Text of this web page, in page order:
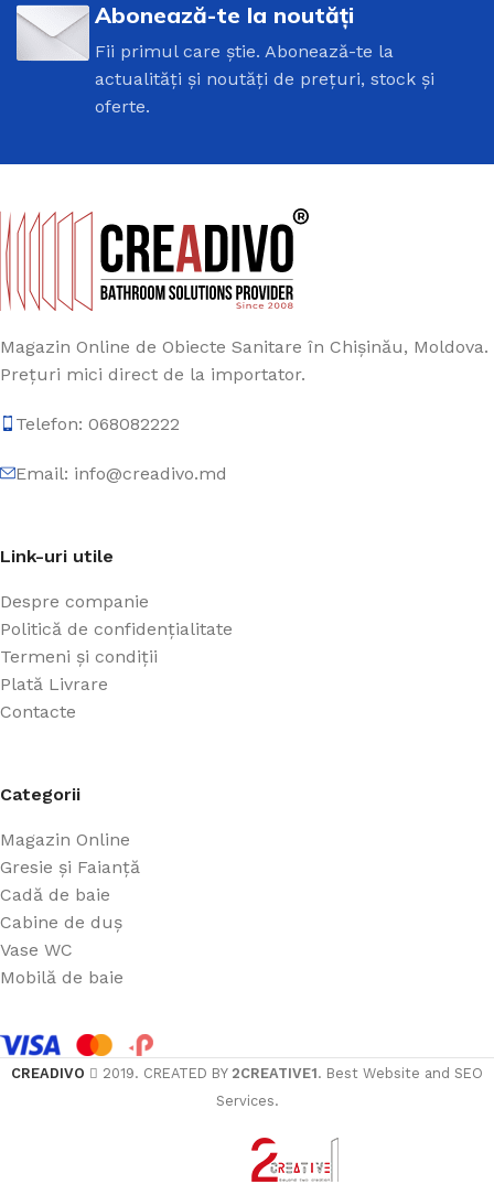
Abonează-te la noutăți
Fii primul care știe. Abonează-te la
actualități și noutăți de prețuri, stock și
oferte.
Magazin Online de Obiecte Sanitare în Chișinău, Moldova.
Prețuri mici direct de la importator.
Telefon: 068082222
Email: info@creadivo.md
Link-uri utile
Despre companie
Politică de confidențialitate
Termeni și condiții
Plată Livrare
Contacte
Categorii
Magazin Online
Gresie și Faianță
Cadă de baie
Cabine de duș
Vase WC
Mobilă de baie
CREADIVO 2019. CREATED BY 2CREATIVE1. Best Website and SEO
Services.